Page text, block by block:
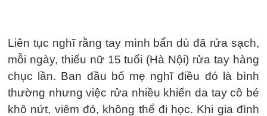
Liên tục nghĩ rằng tay mình bẩn dù đã rửa sạch,
mỗi ngày, thiếu nữ 15 tuổi (Hà Nội) rửa tay hàng
chục lần. Ban đầu bố mẹ nghĩ điều đó là bình
thường nhưng việc rửa nhiều khiến da tay cô bé
khô nứt, viêm đỏ, không thể đi học. Khi gia đình